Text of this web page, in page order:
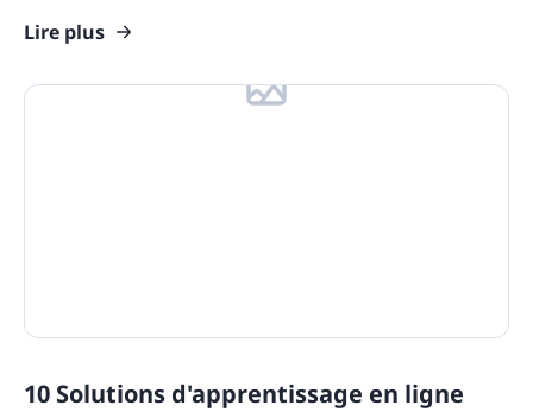
personnalisées.
Lire plus
10 Solutions d'apprentissage en ligne